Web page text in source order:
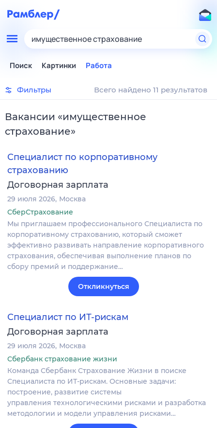
имущественное страхование
Поиск Картинки Работа
Фильтры Всего найдено 11 результатов
Вакансии «имущественное
страхование»
Специалист по корпоративному
страхованию
Договорная зарплата
29 июля 2026 Москва
СберСтрахование
Мы приглашаем профессионального Специалиста по
корпоративному страхованию, который сможет
эффективно развивать направление корпоративного
страхования, обеспечивая выполнение планов по
сбору премий и поддержание…
Откликнуться
Специалист по ИТ-рискам
Договорная зарплата
29 июля 2026 Москва
Сбербанк страхование жизни
Команда Сбербанк Страхование Жизни в поиске
Специалиста по ИТ-рискам. Основные задачи:
построение, развитие системы
управления технологическими рисками и разработка
методологии и модели управления рисками…